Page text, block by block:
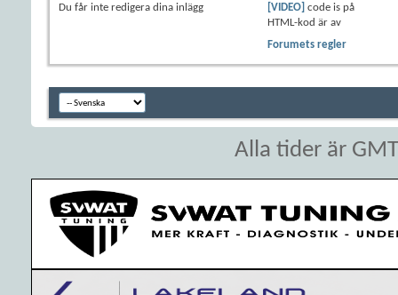
Du får inte redigera dina inlägg
[VIDEO] code is på
HTML-kod är av
Forumets regler
Alla tider är